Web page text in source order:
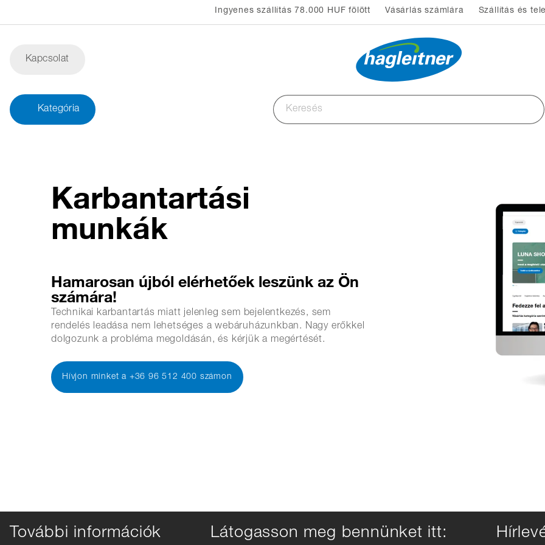
Ingyenes szállítás 78.000 HUF fölött Vásárlás számlára Szállítás és
Kapcsolat
Kategória
Karbantartási
munkák
Hamarosan újból elérhetőek leszünk az Ön
számára!
Technikai karbantartás miatt jelenleg sem bejelentkezés, sem
rendelés leadása nem lehetséges a webáruházunkban. Nagy erőkkel
dolgozunk a probléma megoldásán, és kérjük a megértését.
Hívjon minket a +36 96 512 400 számon
További információk Látogasson meg bennünket itt: